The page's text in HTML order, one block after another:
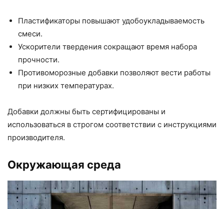
Пластификаторы повышают удобоукладываемость
смеси.
Ускорители твердения сокращают время набора
прочности.
Противоморозные добавки позволяют вести работы
при низких температурах.
Добавки должны быть сертифицированы и
использоваться в строгом соответствии с инструкциями
производителя.
Окружающая среда